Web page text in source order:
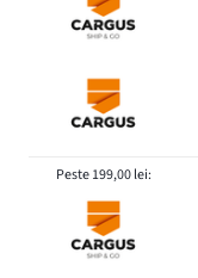
Peste 199,00 lei: